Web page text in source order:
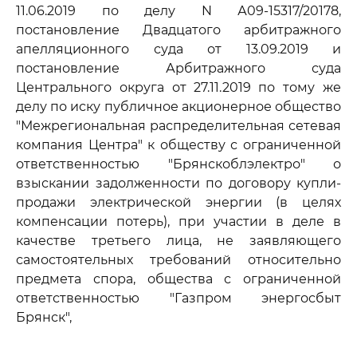
11.06.2019 по делу N А09-15317/20178,
постановление Двадцатого арбитражного
апелляционного суда от 13.09.2019 и
постановление Арбитражного суда
Центрального округа от 27.11.2019 по тому же
делу по иску публичное акционерное общество
"Межрегиональная распределительная сетевая
компания Центра" к обществу с ограниченной
ответственностью "Брянскоблэлектро" о
взыскании задолженности по договору купли-
продажи электрической энергии (в целях
компенсации потерь), при участии в деле в
качестве третьего лица, не заявляющего
самостоятельных требований относительно
предмета спора, общества с ограниченной
ответственностью "Газпром энергосбыт
Брянск",